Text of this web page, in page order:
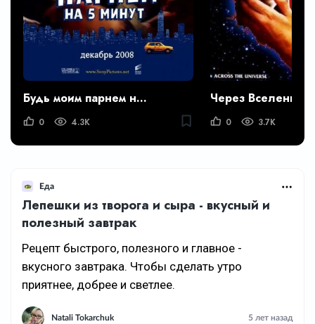
Будь моим парнем на пять минут
0 4.3K
Через Вселенную
0 3.7K
Еда
Лепешки из творога и сыра - вкусный и
полезный завтрак
Рецепт быстрого, полезного и главное -
вкусного завтрака. Чтобы сделать утро
приятнее, добрее и светлее.
Natali Tokarchuk 5 лет назад